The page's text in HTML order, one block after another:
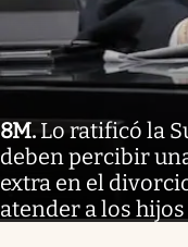
8M. Lo ratificó la
deben percibir
extra en el
atender a los